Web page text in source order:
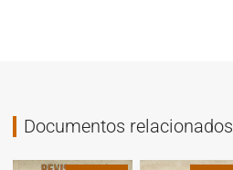
Documentos relacionados